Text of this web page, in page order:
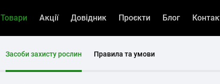
Товари Акції Довідник Проєкти Блог
Засоби захисту рослин Правила та умови